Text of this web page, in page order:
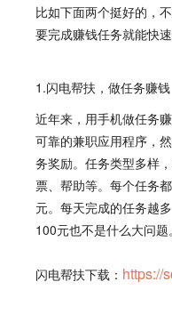
比如下面两个挺好的，
要完成赚钱任务就能快速
1.闪电帮扶，做任务赚钱
近年来，用手机做任务
可靠的兼职应用程序，
务奖励。任务类型多样
票、帮助等。每个任务
元。每天完成的任务越
100元也不是什么大问题。
闪电帮扶下载： https://